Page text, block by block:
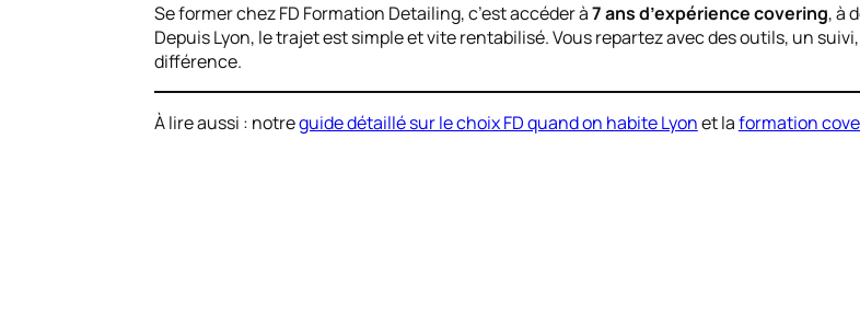
Se former chez FD Formation Detailing, c’est accéder à7 ans d’expérience covering, à
Depuis Lyon, le trajet est simple et vite rentabilisé. Vous repartez avec des outils, un
différence.
À lire aussi : notreguide détaillé sur le choix FD quand on habite Lyonet laformation